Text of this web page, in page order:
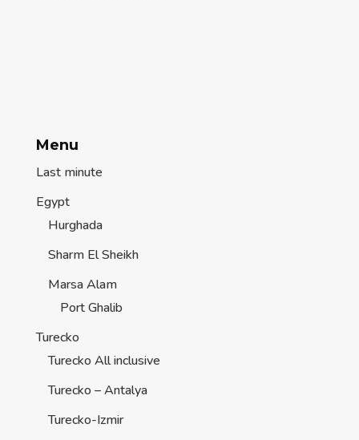
Menu
Last minute
Egypt
Hurghada
Sharm El Sheikh
Marsa Alam
Port Ghalib
Turecko
Turecko All inclusive
Turecko – Antalya
Turecko-Izmir